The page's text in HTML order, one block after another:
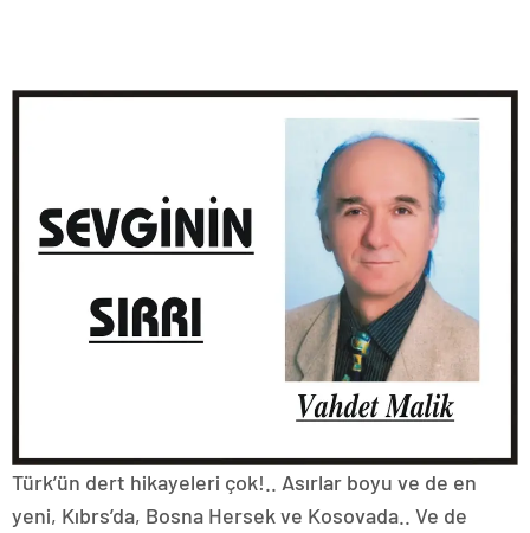
Türk’ün dert hikayeleri çok!.. Asırlar boyu ve de en
yeni, Kıbrs’da, Bosna Hersek ve Kosovada.. Ve de